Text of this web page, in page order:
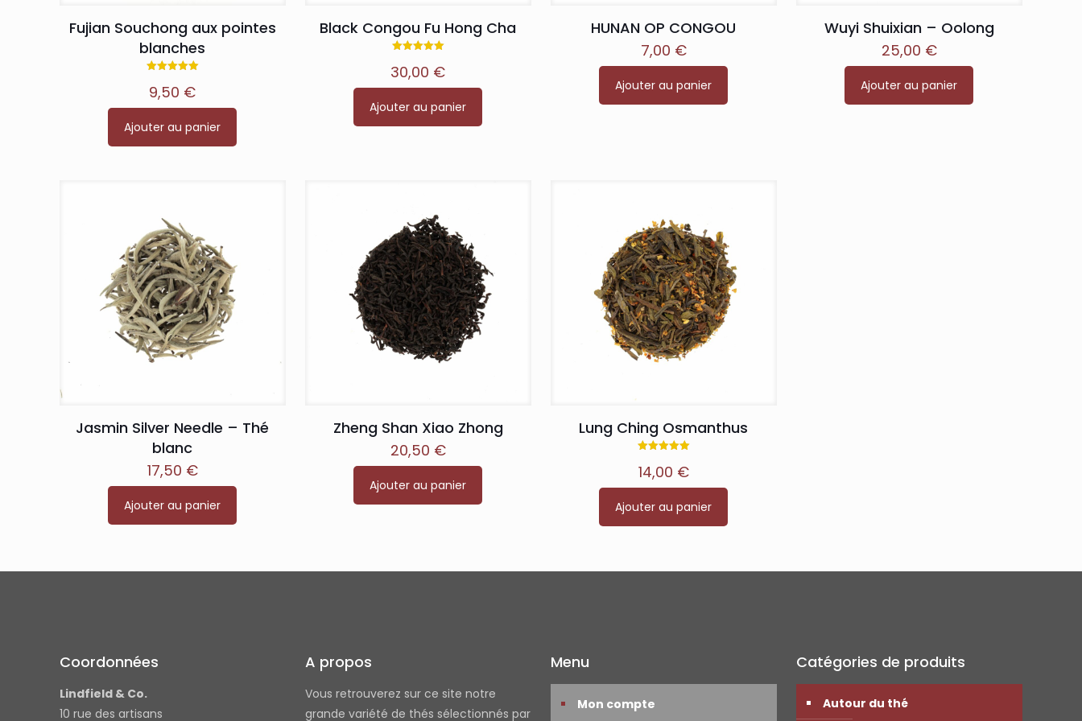
Fujian Souchong aux pointes
blanches
5.00
sur 5
9,50 €
Ajouter au panier
Black Congou Fu Hong Cha
5.00
sur 5
30,00 €
Ajouter au panier
HUNAN OP CONGOU
7,00 €
Ajouter au panier
Wuyi Shuixian – Oolong
25,00 €
Ajouter au panier
Jasmin Silver Needle – Thé
blanc
17,50 €
Ajouter au panier
Zheng Shan Xiao Zhong
20,50 €
Ajouter au panier
Lung Ching Osmanthus
5.00
sur 5
14,00 €
Ajouter au panier
Coordonnées
Lindfield & Co.
10 rue des artisans
A propos
Vous retrouverez sur ce site notre
grande variété de thés sélectionnés par
Menu
Mon compte
Catégories de produits
Autour du thé